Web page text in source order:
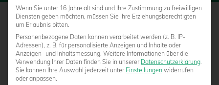
SV LIPPSTADT – SC
PREUSSEN MÜNSTER
Wenn Sie unter 16 Jahre alt sind und Ihre Zustimmung zu freiwilligen
Diensten geben möchten, müssen Sie Ihre Erziehungsberechtigten
um Erlaubnis bitten.
Personenbezogene Daten können verarbeitet werden (z. B. IP-
Adressen), z. B. für personalisierte Anzeigen und Inhalte oder
Anzeigen- und Inhaltsmessung. Weitere Informationen über die
Verwendung Ihrer Daten finden Sie in unserer Datenschutzerklärung.
Sie können Ihre Auswahl jederzeit unter Einstellungen widerrufen
oder anpassen.